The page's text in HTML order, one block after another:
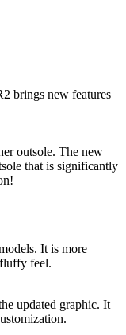
brings new features
outsole. The new
that is significantly
It is more
feel.
updated graphic. It